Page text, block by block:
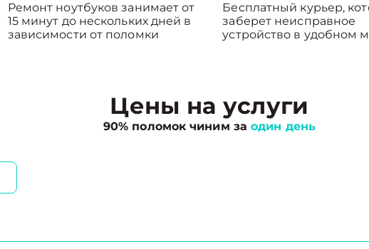
Ремонт ноутбуков занимает от
15 минут до нескольких дней в
зависимости от поломки
Бесплатный курьер,
заберет неисправное
устройство в удобном
Цены на услуги
90% поломок чиним заодин день